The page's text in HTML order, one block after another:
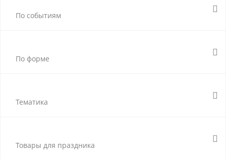
По событиям
По форме
Тематика
Товары для праздника